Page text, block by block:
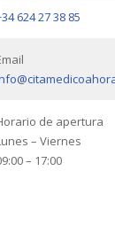
624 27 38 85
de apertura
– Viernes
– 17:00